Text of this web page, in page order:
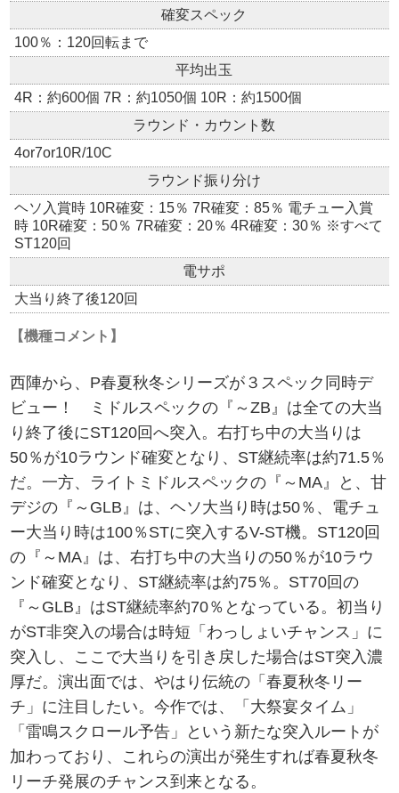
確変スペック
100％：120回転まで
平均出玉
4R：約600個 7R：約1050個 10R：約1500個
ラウンド・カウント数
4or7or10R/10C
ラウンド振り分け
ヘソ入賞時 10R確変：15％ 7R確変：85％ 電チュー入賞
時 10R確変：50％ 7R確変：20％ 4R確変：30％ ※すべて
ST120回
電サポ
大当り終了後120回
【機種コメント】
西陣から、P春夏秋冬シリーズが３スペック同時デ
ビュー！ ミドルスペックの『～ZB』は全ての大当
り終了後にST120回へ突入。右打ち中の大当りは
50％が10ラウンド確変となり、ST継続率は約71.5％
だ。一方、ライトミドルスペックの『～MA』と、甘
デジの『～GLB』は、ヘソ大当り時は50％、電チュ
ー大当り時は100％STに突入するV-ST機。ST120回
の『～MA』は、右打ち中の大当りの50％が10ラウ
ンド確変となり、ST継続率は約75％。ST70回の
『～GLB』はST継続率約70％となっている。初当り
がST非突入の場合は時短「わっしょいチャンス」に
突入し、ここで大当りを引き戻した場合はST突入濃
厚だ。演出面では、やはり伝統の「春夏秋冬リー
チ」に注目したい。今作では、「大祭宴タイム」
「雷鳴スクロール予告」という新たな突入ルートが
加わっており、これらの演出が発生すれば春夏秋冬
リーチ発展のチャンス到来となる。